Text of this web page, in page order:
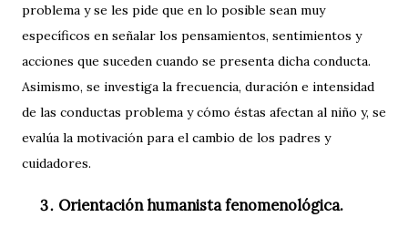
problema y se les pide que en lo posible sean muy
específicos en señalar los pensamientos, sentimientos y
acciones que suceden cuando se presenta dicha conducta.
Asimismo, se investiga la frecuencia, duración e intensidad
de las conductas problema y cómo éstas afectan al niño y, se
evalúa la motivación para el cambio de los padres y
cuidadores.
Orientación humanista fenomenológica.